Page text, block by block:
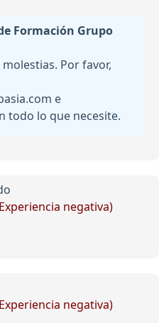
Formación Grupo
Por favor,
e
todo lo que necesite.
negativa)
negativa)